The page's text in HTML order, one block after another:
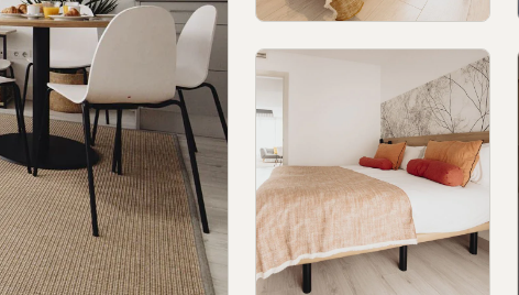
Politique de confidentialité sur les réseaux sociaux Mentions Légale
plaintes pour Porto © 2026Aspasios | Tous droits réservés